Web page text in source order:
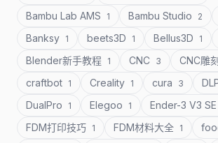
Bambu Lab AMS 1 Bambu Studio 2
Banksy 1 beets3D 1 Bellus3D 1
Blender新手教程 1 CNC 3 CNC雕
craftbot 1 Creality 1 cura 3
DualPro 1 Elegoo 1 Ender-3 V3 SE
FDM打印技巧 1 FDM材料大全 1